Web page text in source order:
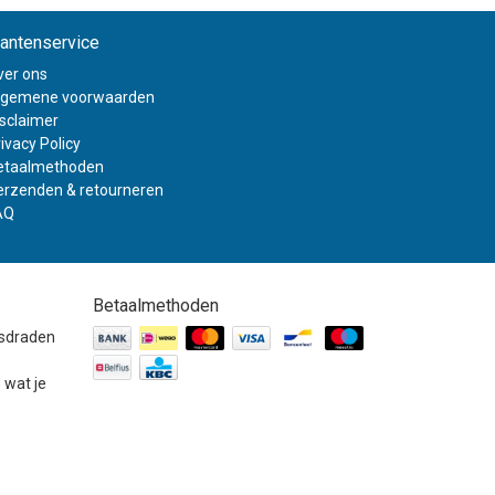
ons
voorwaarden
Policy
& retourneren
wat je
Betaalmethoden